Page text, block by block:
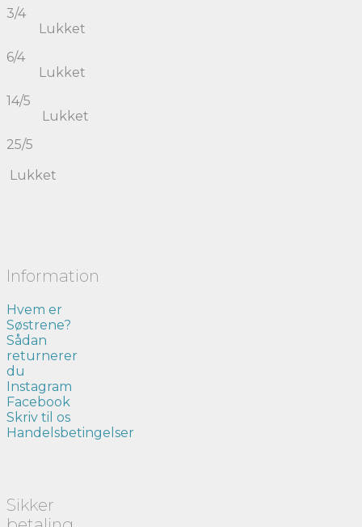
3/4
Lukket
6/4
Lukket
14/5
Lukket
25/5
Lukket
Information
Hvem er
Søstrene?
Sådan
returnerer
du
Instagram
Facebook
Skriv til os
Handelsbetingelser
Sikker